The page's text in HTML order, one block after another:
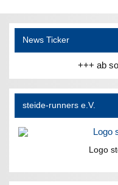
News Ticker
+++ ab
steide-runners e.V.
Logo